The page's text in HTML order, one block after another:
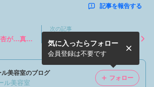
記事を報告する
が…真っ
次の記事
5周年皆様のおかげ様です╰
(*´︶`*)╯♡
美容室のブログ
ル美容室
気に入ったらフォロー
会員登録は不要です
フォロー